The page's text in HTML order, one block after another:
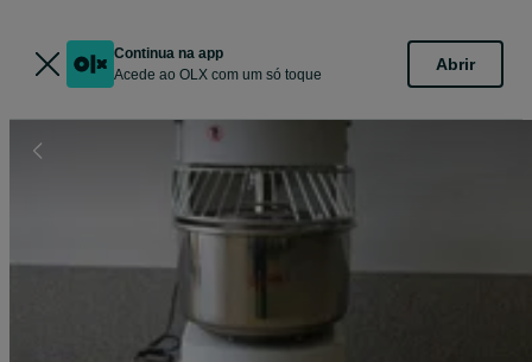
Continua na app
Acede ao OLX com um só toque
Abrir